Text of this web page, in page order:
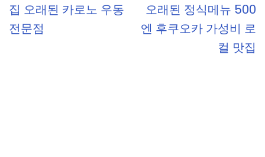
집 오래된 카로노 우동
전문점
오래된 정식메뉴 500
엔 후쿠오카 가성비 로
컬 맛집